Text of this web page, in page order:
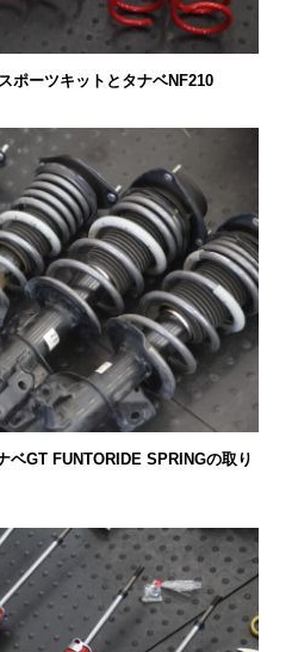
ポーツキットとタナベNF210
ベGT FUNTORIDE SPRINGの取り